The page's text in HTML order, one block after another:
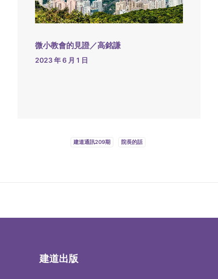
微小教會的見證／高銘謙
2023 年 6 月 1 日
建道通訊209期 院長的話
建道出版